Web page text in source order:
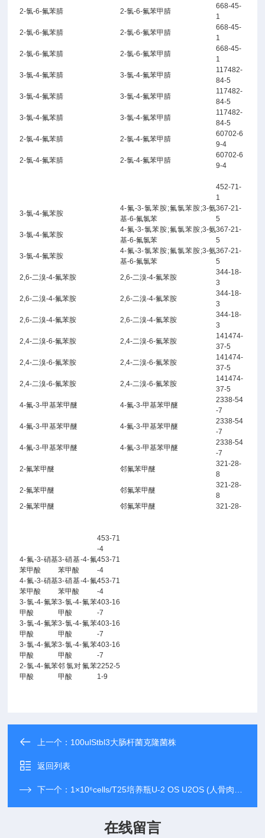
2-氯-6-氟苯腈
2-氯-6-氟苯甲腈
668-45-
1
2-氯-6-氟苯腈
2-氯-6-氟苯甲腈
668-45-
1
2-氯-6-氟苯腈
2-氯-6-氟苯甲腈
668-45-
1
3-氯-4-氟苯腈
3-氯-4-氟苯甲腈
117482-
84-5
3-氯-4-氟苯腈
3-氯-4-氟苯甲腈
117482-
84-5
3-氯-4-氟苯腈
3-氯-4-氟苯甲腈
117482-
84-5
2-氯-4-氟苯腈
2-氯-4-氟苯甲腈
60702-6
9-4
2-氯-4-氟苯腈
2-氯-4-氟苯甲腈
60702-6
9-4
452-71-
1
3-氯-4-氟苯胺
4-氟-3-氯苯胺;氟氯苯胺;3-氨
基-6-氟氯苯
367-21-
5
3-氯-4-氟苯胺
4-氟-3-氯苯胺;氟氯苯胺;3-氨
基-6-氟氯苯
367-21-
5
3-氯-4-氟苯胺
4-氟-3-氯苯胺;氟氯苯胺;3-氨
基-6-氟氯苯
367-21-
5
2,6-二溴-4-氟苯胺
2,6-二溴-4-氟苯胺
344-18-
3
2,6-二溴-4-氟苯胺
2,6-二溴-4-氟苯胺
344-18-
3
2,6-二溴-4-氟苯胺
2,6-二溴-4-氟苯胺
344-18-
3
2,4-二溴-6-氟苯胺
2,4-二溴-6-氟苯胺
141474-
37-5
2,4-二溴-6-氟苯胺
2,4-二溴-6-氟苯胺
141474-
37-5
2,4-二溴-6-氟苯胺
2,4-二溴-6-氟苯胺
141474-
37-5
4-氟-3-甲基苯甲醚
4-氟-3-甲基苯甲醚
2338-54
-7
4-氟-3-甲基苯甲醚
4-氟-3-甲基苯甲醚
2338-54
-7
4-氟-3-甲基苯甲醚
4-氟-3-甲基苯甲醚
2338-54
-7
2-氟苯甲醚
邻氟苯甲醚
321-28-
8
2-氟苯甲醚
邻氟苯甲醚
321-28-
8
2-氟苯甲醚
邻氟苯甲醚 321-28-
453-71
-4
4-氟-3-硝基
苯甲酸
3-硝基-4-氟
苯甲酸
453-71
-4
4-氟-3-硝基
苯甲酸
3-硝基-4-氟
苯甲酸
453-71
-4
3-氯-4-氟苯
甲酸
3-氯-4-氟苯
甲酸
403-16
-7
3-氯-4-氟苯
甲酸
3-氯-4-氟苯
甲酸
403-16
-7
3-氯-4-氟苯
甲酸
3-氯-4-氟苯
甲酸
403-16
-7
2-氯-4-氟苯
甲酸
邻氯对氟苯
甲酸
2252-5
1-9
上一个： 100ulStbl3大肠杆菌克隆菌株
返回列表
下一个： 1×10⁶cells/T25培养瓶U-2 OS U2OS (人骨肉瘤细胞) (STR鉴定正确)
在线留言